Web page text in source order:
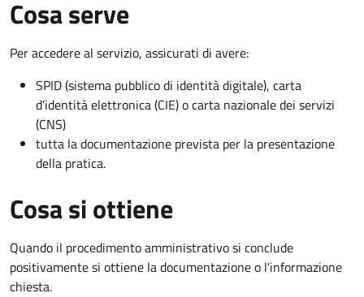
Cosa serve
Per accedere al servizio, assicurati di avere:
SPID (sistema pubblico di identità digitale), carta
d’identità elettronica (CIE) o carta nazionale dei servizi
(CNS)
tutta la documentazione prevista per la presentazione
della pratica.
Cosa si ottiene
Quando il procedimento amministrativo si conclude
positivamente si ottiene la documentazione o l'informazione
chiesta.